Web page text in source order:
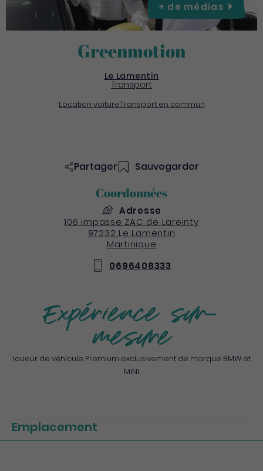
Greenmotion
Le Lamentin
Transport
Location voitureTransport en commun
+ de médias
Expérience sur-
mesure
loueur de véhicule Premium exclusivement de marque BMW et
MINI.
Emplacement
Partager Sauvegarder
Coordonnées
Adresse
106 impasse ZAC de Lareinty
97232 Le Lamentin
Martinique
0696408333